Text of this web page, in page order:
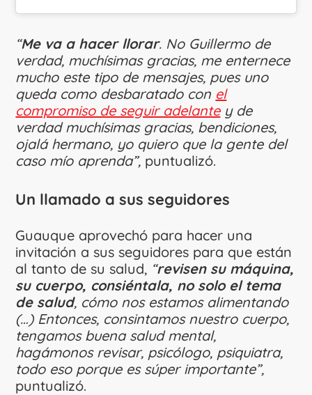
“Me va a hacer llorar. No Guillermo de
verdad, muchísimas gracias, me enternece
mucho este tipo de mensajes, pues uno
queda como desbaratado con el
compromiso de seguir adelantey de
verdad muchísimas gracias, bendiciones,
ojalá hermano, yo quiero que la gente del
caso mío aprenda”, puntualizó.
Un llamado a sus seguidores
Guauque aprovechó para hacer una
invitación a sus seguidores para que están
al tanto de su salud, “revisen su máquina,
su cuerpo, consiéntala, no solo el tema
de salud, cómo nos estamos alimentando
(…) Entonces, consintamos nuestro cuerpo,
tengamos buena salud mental,
hagámonos revisar, psicólogo, psiquiatra,
todo eso porque es súper importante”,
puntualizó.